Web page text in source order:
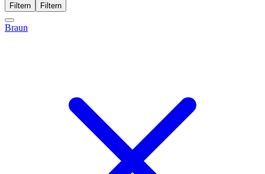
Filtern Filtern
Braun